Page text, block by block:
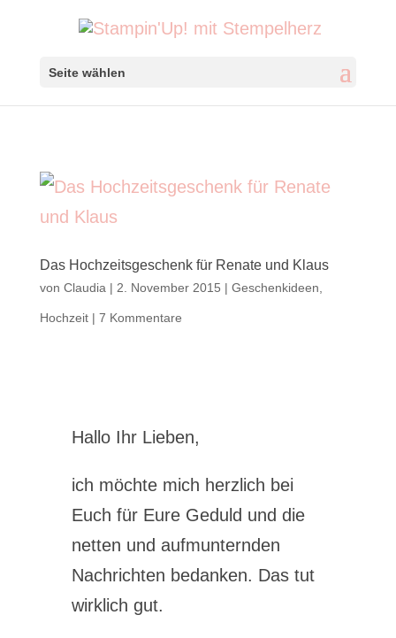
Seite wählen
Das Hochzeitsgeschenk für Renate und Klaus
von Claudia | 2. November 2015 | Geschenkideen
Hochzeit| 7 Kommentare
Hallo Ihr Lieben,
ich möchte mich herzlich bei
Euch für Eure Geduld und die
netten und aufmunternden
Nachrichten bedanken. Das tut
wirklich gut.